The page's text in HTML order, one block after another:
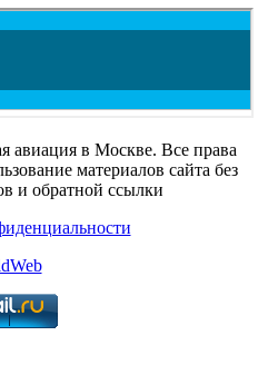
авиация в Москве. Все права
материалов сайта без
и обратной ссылки